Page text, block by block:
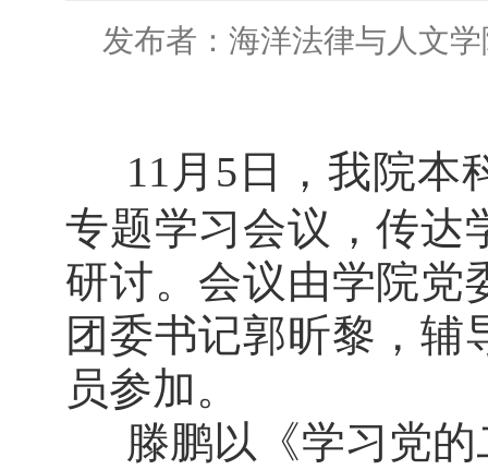
发布者：海洋法律与人文
11 月 5 日，我院本
专题学习会议，传达
研讨。会议由学院党
团委书记郭昕黎，辅
员参加。
滕鹏以《学习党